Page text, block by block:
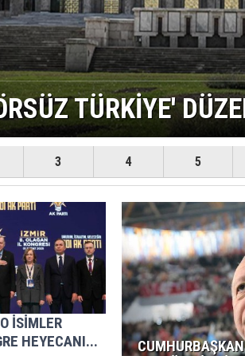
FİDAN İRANLI
3 4 5
İSİMLER
HEYECANI...